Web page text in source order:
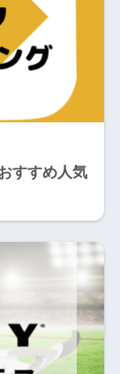
すすめ人気